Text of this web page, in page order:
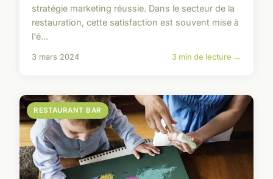
stratégie marketing réussie. Dans le secteur de la
restauration, cette satisfaction est souvent mise à
l'é...
3 mars 2024 3 min de lecture →
RESTAURANT BAR